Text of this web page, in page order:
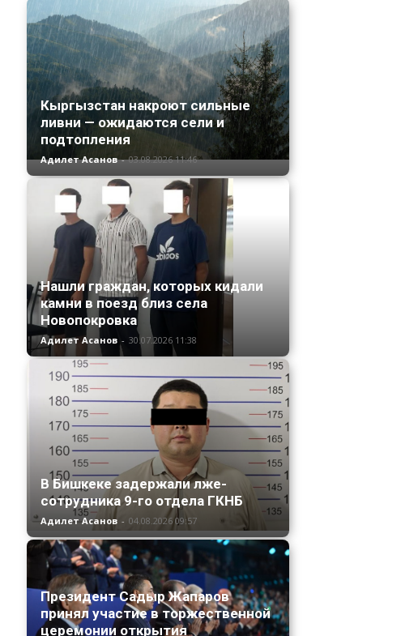
Кыргызстан накроют сильные
ливни — ожидаются сели и
подтопления
Адилет Асанов - 03.08.2026 11:46
Нашли граждан, которых кидали
камни в поезд близ села
Новопокровка
Адилет Асанов - 30.07.2026 11:38
В Бишкеке задержали лже-
сотрудника 9-го отдела ГКНБ
Адилет Асанов - 04.08.2026 09:57
Президент Садыр Жапаров
принял участие в торжественной
церемонии открытия